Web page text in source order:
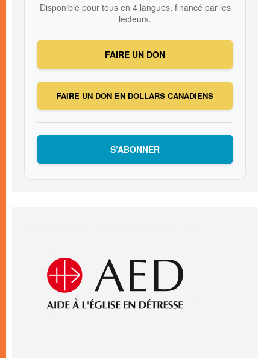
Disponible pour tous en 4 langues, financé par les
lecteurs.
FAIRE UN DON
FAIRE UN DON EN DOLLARS CANADIENS
S’ABONNER